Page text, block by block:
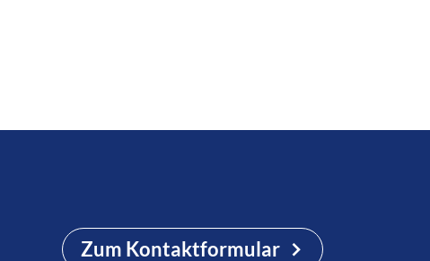
Zum Kontaktformular